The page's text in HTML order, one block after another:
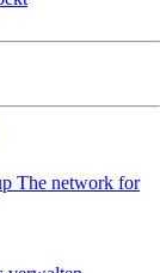
The network for